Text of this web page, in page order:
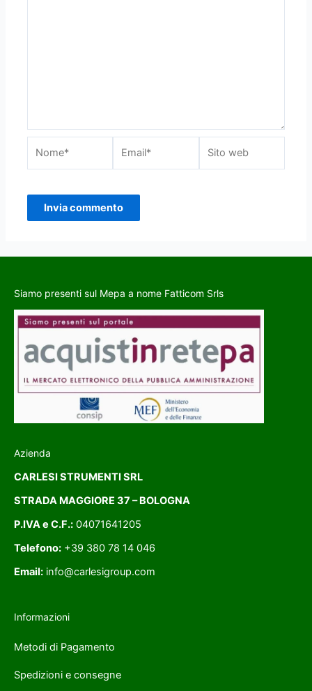
Siamo presenti sul Mepa a nome Fatticom Srls
Azienda
CARLESI STRUMENTI SRL
STRADA MAGGIORE 37 – BOLOGNA
P.IVA e C.F.: 04071641205
Telefono: +39 380 78 14 046
Email: info@carlesigroup.com
Informazioni
Metodi di Pagamento
Spedizioni e consegne